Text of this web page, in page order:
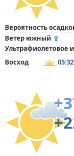
Вероятность
Ветер южный
Ультрафиолетовое
Восход
05:32